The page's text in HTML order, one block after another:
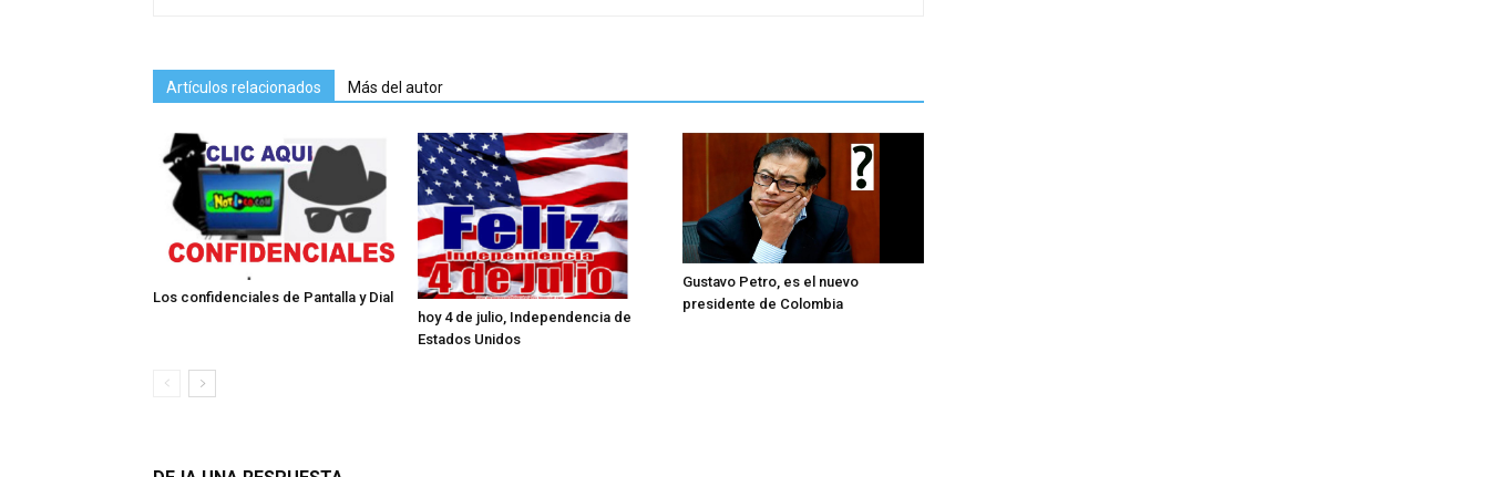
Artículos relacionados Más del autor
Los confidenciales de Pantalla y Dial
hoy 4 de julio, Independencia de
Estados Unidos
Gustavo Petro, es el nuevo
presidente de Colombia